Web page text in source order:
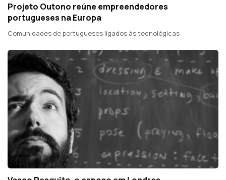
Projeto Outono reúne empreendedores
portugueses na Europa
Comunidades de portugueses ligados às tecnológicas